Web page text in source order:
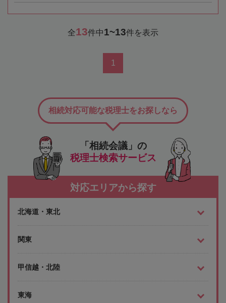
全13件中1~13件を表示
1
「相続会議」の
税理士検索サービス
相続対応可能な税理士をお探しなら
対応エリアから探す
北海道・東北
関東
甲信越・北陸
東海